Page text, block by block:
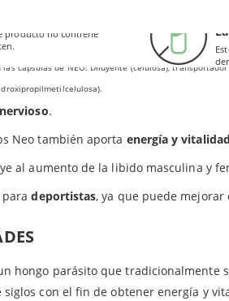
el bienestar delsistema inmuney
diuréticas. Esto significa que
de un complemento nutricional rico
.
Neo también aporta energía y vitalidad
al aumento de la libido masculina y
paradeportistas, ya que puede
hongo parásito que tradicionalmente
siglos con el fin de obtener energía y
Estandarizado al 50% en
las cápsulas de NEO: Diluyente (celulosa),
producto no contiene